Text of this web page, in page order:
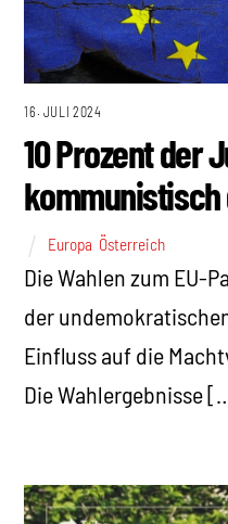
16. JULI 2024
10 Prozent der
Europa Österreich
Die Wahlen zum EU-
der
Einfluss auf die
Die Wahlergebnisse